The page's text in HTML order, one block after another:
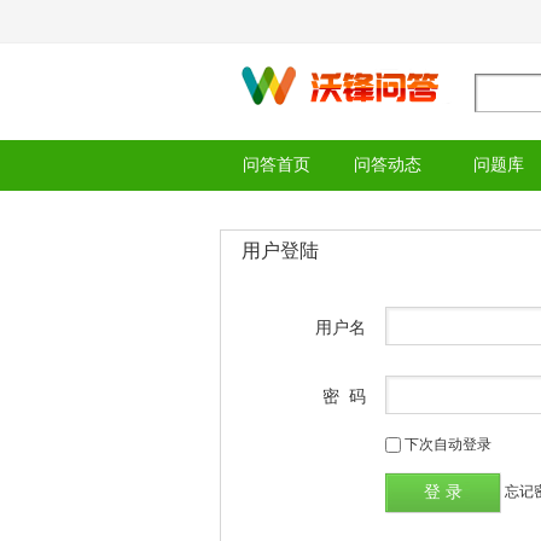
问答首页 问答动态 问题库
用户登陆
用户名
密 码
下次自动登录
忘记